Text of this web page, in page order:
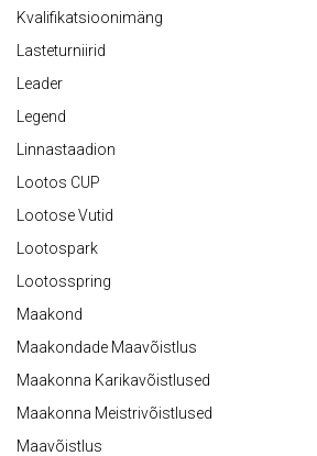
Kvalifikatsioonimäng
Lasteturniirid
Leader
Legend
Linnastaadion
Lootos CUP
Lootose Vutid
Lootospark
Lootosspring
Maakond
Maakondade Maavõistlus
Maakonna Karikavõistlused
Maakonna Meistrivõistlused
Maavõistlus